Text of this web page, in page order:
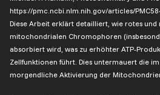
https://pmc.ncbi.nlm.nih.gov/articles/
Diese Arbeit erklärt detailliert, wie rotes
mitochondrialen Chromophoren
absorbiert wird, was zu erhöhter ATP-
Zellfunktionen führt. Dies untermauert die
morgendliche Aktivierung der